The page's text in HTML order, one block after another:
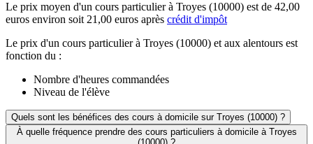
Le prix moyen d'un cours particulier à Troyes (10000) est de 42,00
euros environ soit 21,00 euros après crédit d'impôt
Le prix d'un cours particulier à Troyes (10000) et aux alentours est
fonction du :
Nombre d'heures commandées
Niveau de l'élève
Quels sont les bénéfices des cours à domicile sur Troyes (10000) ?
À quelle fréquence prendre des cours particuliers à domicile à Troyes